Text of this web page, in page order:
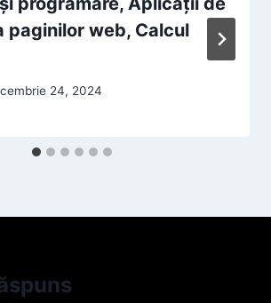
paginilor web, Calcul
24, 2024